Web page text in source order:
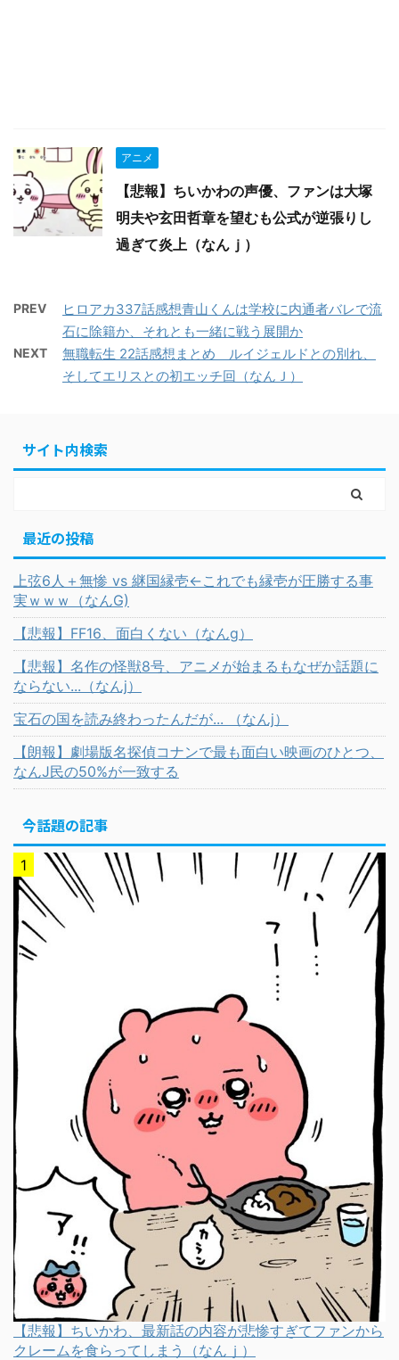
アニメ
【悲報】ちいかわの声優、ファンは大塚
明夫や玄田哲章を望むも公式が逆張りし
過ぎて炎上（なんｊ）
PREV
ヒロアカ337話感想青山くんは学校に内通者バレで流
石に除籍か、それとも一緒に戦う展開か
NEXT
無職転生 22話感想まとめ ルイジェルドとの別れ、
そしてエリスとの初エッチ回（なんＪ）
サイト内検索
最近の投稿
上弦6人＋無惨 vs 継国縁壱←これでも縁壱が圧勝する事
実ｗｗｗ（なんG)
【悲報】FF16、面白くない（なんg）
【悲報】名作の怪獣8号、アニメが始まるもなぜか話題に
ならない...（なんj）
宝石の国を読み終わったんだが... （なんj）
【朗報】劇場版名探偵コナンで最も面白い映画のひとつ、
なんJ民の50%が一致する
今話題の記事
【悲報】ちいかわ、最新話の内容が悲惨すぎてファンから
クレームを食らってしまう（なんｊ）